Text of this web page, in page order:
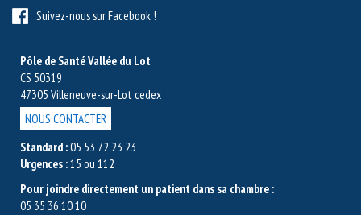
Suivez-nous sur Facebook !
Pôle de Santé Vallée du Lot
CS 50319
47305 Villeneuve-sur-Lot cedex
NOUS CONTACTER
Standard :05 53 72 23 23
Urgences :15 ou 112
Pour joindre directement un patient dans sa chambre :
05 35 36 10 10